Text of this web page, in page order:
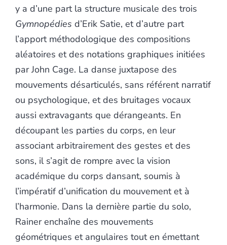
y a d’une part la structure musicale des trois
Gymnopédies d’Erik Satie, et d’autre part
l’apport méthodologique des compositions
aléatoires et des notations graphiques initiées
par John Cage. La danse juxtapose des
mouvements désarticulés, sans référent narratif
ou psychologique, et des bruitages vocaux
aussi extravagants que dérangeants. En
découpant les parties du corps, en leur
associant arbitrairement des gestes et des
sons, il s’agit de rompre avec la vision
académique du corps dansant, soumis à
l’impératif d’unification du mouvement et à
l’harmonie. Dans la dernière partie du solo,
Rainer enchaîne des mouvements
géométriques et angulaires tout en émettant